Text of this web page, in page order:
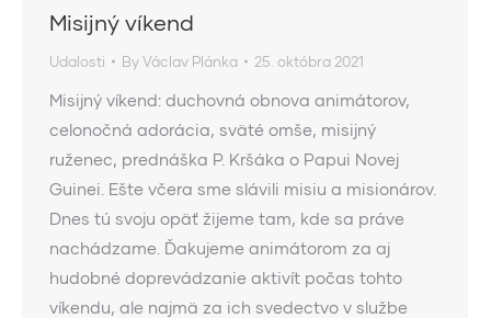
Misijný víkend
Udalosti ByVáclav Plánka 25. októbra 2021
Misijný víkend: duchovná obnova animátorov,
celonočná adorácia, sväté omše, misijný
ruženec, prednáška P. Kršáka o Papui Novej
Guinei. Ešte včera sme slávili misiu a misionárov.
Dnes tú svoju opäť žijeme tam, kde sa práve
nachádzame. Ďakujeme animátorom za aj
hudobné doprevádzanie aktivít počas tohto
víkendu, ale najmä za ich svedectvo v službe